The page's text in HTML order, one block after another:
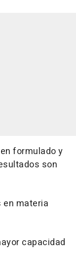
formulado y
son
en materia
capacidad